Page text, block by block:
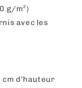
g/m²)
avec les
d’hauteur